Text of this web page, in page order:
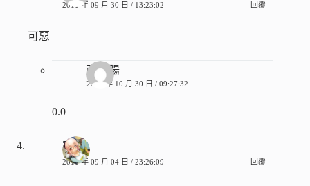
2011 年 09 月 30 日 / 13:23:02 回覆
可惡
張香腸
2011 年 10 月 30 日 / 09:27:32
0.0
富源
2011 年 09 月 04 日 / 23:26:09 回覆